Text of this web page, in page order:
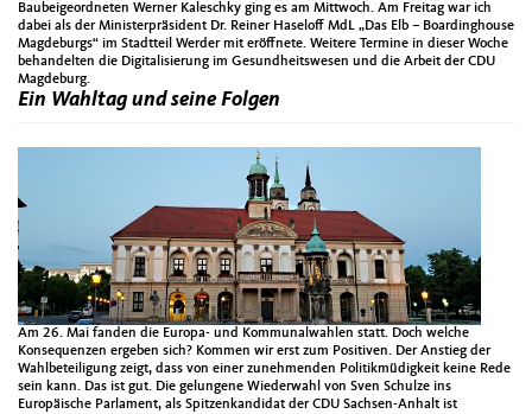
Baubeigeordneten Werner Kaleschky ging es am Mittwoch. Am Freitag war ich
dabei als der Ministerpräsident Dr. Reiner Haseloff MdL „Das Elb – Boardinghouse
Magdeburgs“ im Stadtteil Werder mit eröffnete. Weitere Termine in dieser Woche
behandelten die Digitalisierung im Gesundheitswesen und die Arbeit der CDU
Magdeburg.
Ein Wahltag und seine Folgen
Am 26. Mai fanden die Europa- und Kommunalwahlen statt. Doch welche
Konsequenzen ergeben sich? Kommen wir erst zum Positiven. Der Anstieg der
Wahlbeteiligung zeigt, dass von einer zunehmenden Politikmüdigkeit keine Rede
sein kann. Das ist gut. Die gelungene Wiederwahl von Sven Schulze ins
Europäische Parlament, als Spitzenkandidat der CDU Sachsen-Anhalt ist